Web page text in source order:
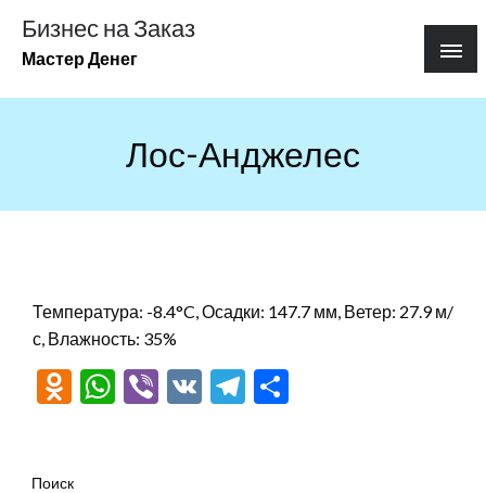
содержимому
Бизнес на Заказ
Мастер Денег
Лос-Анджелес
Температура: -8.4°C, Осадки: 147.7 мм, Ветер: 27.9 м/
с, Влажность: 35%
Odnoklassniki
WhatsApp
Viber
VK Telegram
Поиск